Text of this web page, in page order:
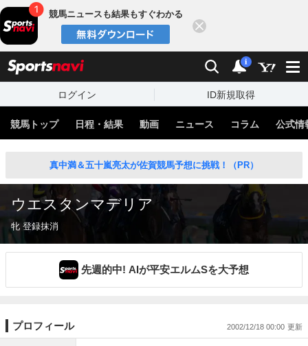
競馬ニュースも結果もすぐわかる
検索 通知
i
ログイン ID新規取得
競馬トップ 日程・結果 動画 ニュース コラム 公式情
真中満＆五十嵐亮太が佐賀競馬予想に挑戦！（PR）
ウエスタンマデリア
牝 登録抹消
先週的中! AIが平安エルムSを大予想
プロフィール 2002/12/18 00:00